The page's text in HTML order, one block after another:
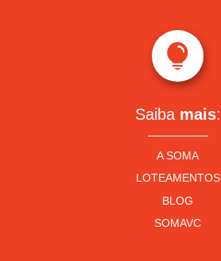

Saiba mais:
A SOMA
LOTEAMENTOS
BLOG
SOMAVC